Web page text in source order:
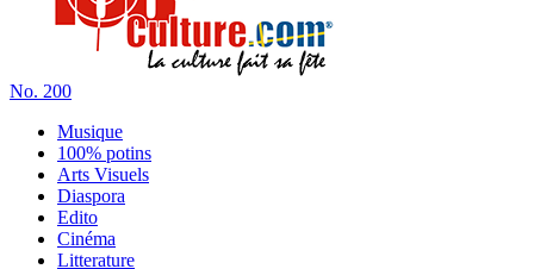
No. 200
Musique
100% potins
Arts Visuels
Diaspora
Edito
Cinéma
Litterature